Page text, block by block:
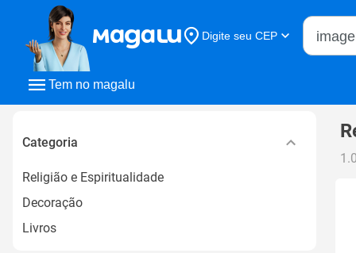
Tem no magalu
Digite seu CEP
Buscar
Categoria
Religião e Espiritualidade
Decoração
Livros